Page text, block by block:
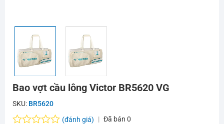
Bao vợt cầu lông Victor BR5620 VG
SKU: BR5620
(đánh giá) Đã bán 0